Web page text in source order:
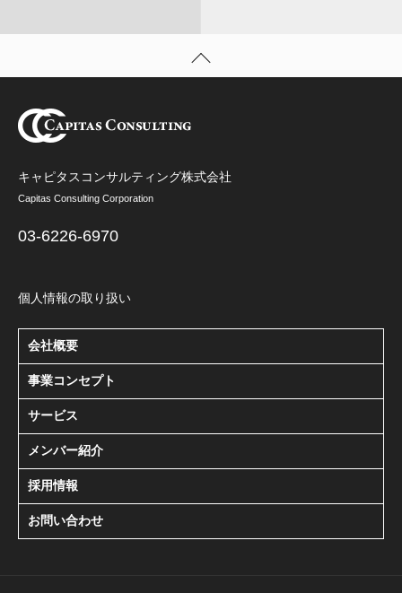
キャピタスコンサルティング株式会社
Capitas Consulting Corporation
03-6226-6970
個人情報の取り扱い
会社概要
事業コンセプト
サービス
メンバー紹介
採用情報
お問い合わせ